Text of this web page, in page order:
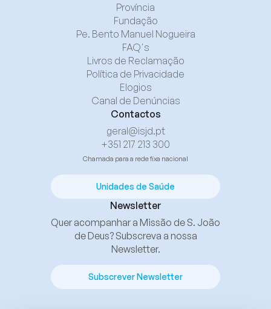
Província
Fundação
Pe. Bento Manuel Nogueira
FAQ's
Livros de Reclamação
Política de Privacidade
Elogios
Canal de Denúncias
Contactos
geral@isjd.pt
+351 217 213 300
Chamada para a rede fixa nacional
Unidades de Saúde
Newsletter
Quer acompanhar a Missão de S. João
de Deus? Subscreva a nossa
Newsletter.
Subscrever Newsletter